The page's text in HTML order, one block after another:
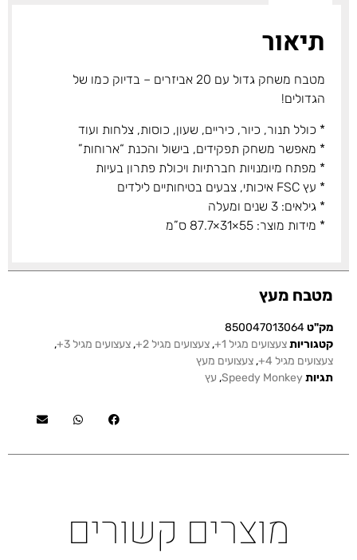
תיאור
מטבח משחק גדול עם 20 אביזרים – בדיוק כמו של
הגדולים!
* כולל תנור, כיור, כיריים, שעון, כוסות, צלחות ועוד
* מאפשר משחק תפקידים, בישול והכנת “ארוחות”
* מפתח מיומנויות חברתיות ויכולת פתרון בעיות
* עץ FSC איכותי, צבעים בטיחותיים לילדים
* גילאים: 3 שנים ומעלה
* מידות מוצר: 55×31×87.7 ס”מ
מטבח מעץ
מק"ט850047013064
קטגוריותצעצועים מגיל 1+ , צעצועים מגיל 2+ , צעצועים מגיל 3+
,
צעצועים מגיל 4+
, צעצועים מעץ
תגיותSpeedy Monkey
, עץ
מוצרים קשורים